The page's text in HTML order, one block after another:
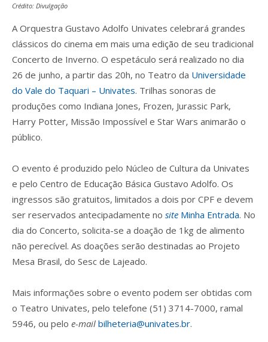
Crédito: Divulgação
A Orquestra Gustavo Adolfo Univates celebrará grandes
clássicos do cinema em mais uma edição de seu tradicional
Concerto de Inverno. O espetáculo será realizado no dia
26 de junho, a partir das 20h, no Teatro da Universidade
do Vale do Taquari – Univates. Trilhas sonoras de
produções como Indiana Jones, Frozen, Jurassic Park,
Harry Potter, Missão Impossível e Star Wars animarão o
público.
O evento é produzido pelo Núcleo de Cultura da Univates
e pelo Centro de Educação Básica Gustavo Adolfo. Os
ingressos são gratuitos, limitados a dois por CPF e devem
ser reservados antecipadamente no site Minha Entrada. No
dia do Concerto, solicita-se a doação de 1kg de alimento
não perecível. As doações serão destinadas ao Projeto
Mesa Brasil, do Sesc de Lajeado.
Mais informações sobre o evento podem ser obtidas com
o Teatro Univates, pelo telefone (51) 3714-7000, ramal
5946, ou pelo e-mail bilheteria@univates.br.